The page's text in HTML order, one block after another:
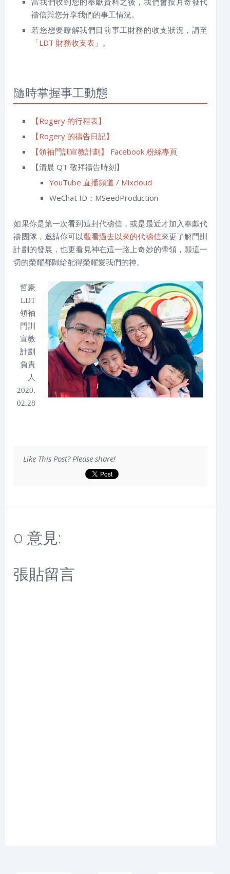
禱信與您分享我們的事工情況。
若您想要瞭解我們目前事工財務的收支狀況，請至
「LDT 財務收支表 」。
隨時掌握事工動態
【Rogery 的行程表】
【Rogery 的禱告日記】
【領袖門訓宣教計劃】 Facebook 粉絲專頁
【清晨 QT 敬拜禱告時刻】
YouTube 直播頻道 / Mixcloud
WeChat ID：MSeedProduction
如果你是第一次看到這封代禱信，或是最近才加入奉獻代
禱團隊，邀請你可以觀看過去以來的代禱信來更了解門訓
計劃的發展，也更看見神在這一路上奇妙的帶領，願這一
切的榮耀都歸給配得榮耀愛我們的神。
哲豪
LDT
領袖
門訓
宣教
計劃
負責
人
2020.
02.28
Like This Post? Please share!
0 意見:
張貼留言